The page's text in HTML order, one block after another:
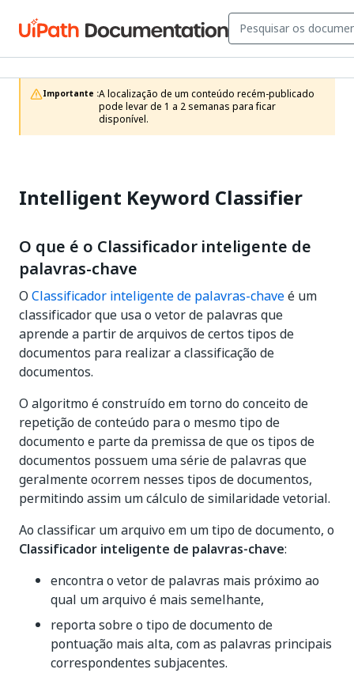
Importante :A localização de um conteúdo recém-publicado
pode levar de 1 a 2 semanas para ficar
disponível.
Intelligent Keyword Classifier
O que é o Classificador inteligente de
palavras-chave
O Classificador inteligente de palavras-chaveé um
classificador que usa o vetor de palavras que
aprende a partir de arquivos de certos tipos de
documentos para realizar a classificação de
documentos.
O algoritmo é construído em torno do conceito de
repetição de conteúdo para o mesmo tipo de
documento e parte da premissa de que os tipos de
documentos possuem uma série de palavras que
geralmente ocorrem nesses tipos de documentos,
permitindo assim um cálculo de similaridade vetorial.
Ao classificar um arquivo em um tipo de documento, o
Classificador inteligente de palavras-chave:
encontra o vetor de palavras mais próximo ao
qual um arquivo é mais semelhante,
reporta sobre o tipo de documento de
pontuação mais alta, com as palavras principais
correspondentes subjacentes.